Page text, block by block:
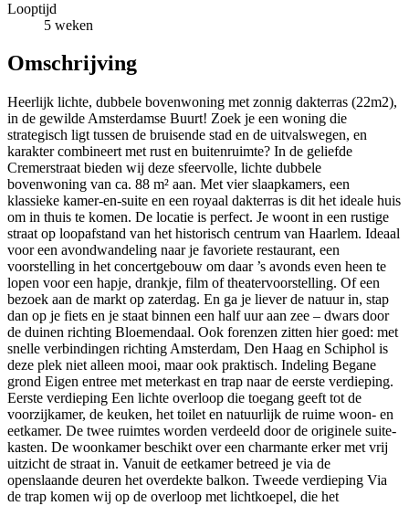
Looptijd
5 weken
Omschrijving
Heerlijk lichte, dubbele bovenwoning met zonnig dakterras (22m2),
in de gewilde Amsterdamse Buurt! Zoek je een woning die
strategisch ligt tussen de bruisende stad en de uitvalswegen, en
karakter combineert met rust en buitenruimte? In de geliefde
Cremerstraat bieden wij deze sfeervolle, lichte dubbele
bovenwoning van ca. 88 m² aan. Met vier slaapkamers, een
klassieke kamer-en-suite en een royaal dakterras is dit het ideale huis
om in thuis te komen. De locatie is perfect. Je woont in een rustige
straat op loopafstand van het historisch centrum van Haarlem. Ideaal
voor een avondwandeling naar je favoriete restaurant, een
voorstelling in het concertgebouw om daar ’s avonds even heen te
lopen voor een hapje, drankje, film of theatervoorstelling. Of een
bezoek aan de markt op zaterdag. En ga je liever de natuur in, stap
dan op je fiets en je staat binnen een half uur aan zee – dwars door
de duinen richting Bloemendaal. Ook forenzen zitten hier goed: met
snelle verbindingen richting Amsterdam, Den Haag en Schiphol is
deze plek niet alleen mooi, maar ook praktisch. Indeling Begane
grond Eigen entree met meterkast en trap naar de eerste verdieping.
Eerste verdieping Een lichte overloop die toegang geeft tot de
voorzijkamer, de keuken, het toilet en natuurlijk de ruime woon- en
eetkamer. De twee ruimtes worden verdeeld door de originele suite-
kasten. De woonkamer beschikt over een charmante erker met vrij
uitzicht de straat in. Vanuit de eetkamer betreed je via de
openslaande deuren het overdekte balkon. Tweede verdieping Via
de trap komen wij op de overloop met lichtkoepel, die het